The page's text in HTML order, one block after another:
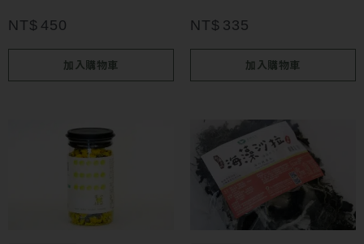
NT$ 450
加入購物車
NT$ 335
加入購物車